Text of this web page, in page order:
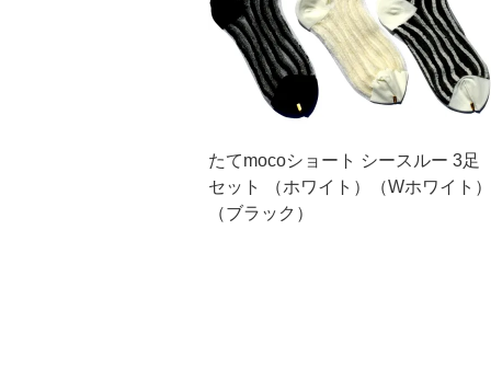
たてmocoショート シースルー 3足
セット （ホワイト）（Wホワイト）
（ブラック）